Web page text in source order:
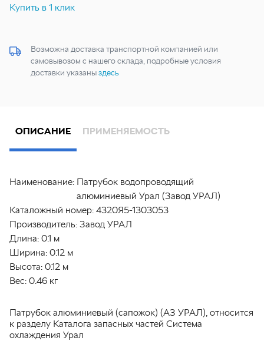
Купить в 1 клик
Возможна доставка транспортной компанией или
самовывозом с нашего склада, подробные условия
доставки указаныздесь
ОПИСАНИЕ ПРИМЕНЯЕМОСТЬ
Наименование: Патрубок водопроводящий
алюминиевый Урал (Завод УРАЛ)
Каталожный номер: 4320Я5-1303053
Производитель: Завод УРАЛ
Длина: 0.1 м
Ширина: 0.12 м
Высота: 0.12 м
Вес: 0.46 кг
Патрубок алюминиевый (сапожок) (АЗ УРАЛ), относится
к разделу Каталога запасных частей Система
охлаждения Урал